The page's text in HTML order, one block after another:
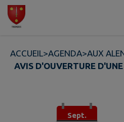
Contenu
ACCUEIL>AGENDA>AUX
AVIS D'OUVERTURE
Sept.